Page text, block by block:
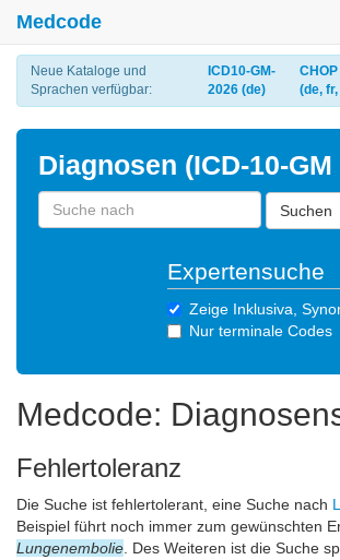
Medcode
Neue Kataloge und
Sprachen verfügbar:
ICD10-GM-
2026 (de)
(de,
Diagnosen (ICD-10-GM
Suchen
Expertensuche
Zeige Inklusiva,
Nur terminale Codes
Medcode:
Fehlertoleranz
Die Suche ist fehlertolerant, eine Suche nach
Beispiel führt noch immer zum gewünschten
Lungenembolie . Des Weiteren ist die Suche